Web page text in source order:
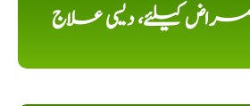
کیلئے، دیسی علاج